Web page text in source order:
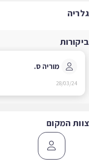
מוריה ס.
28/03/24
המקום